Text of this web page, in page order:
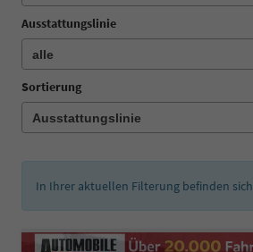
Ausstattungslinie
Sortierung
In Ihrer aktuellen Filterung befinden sich